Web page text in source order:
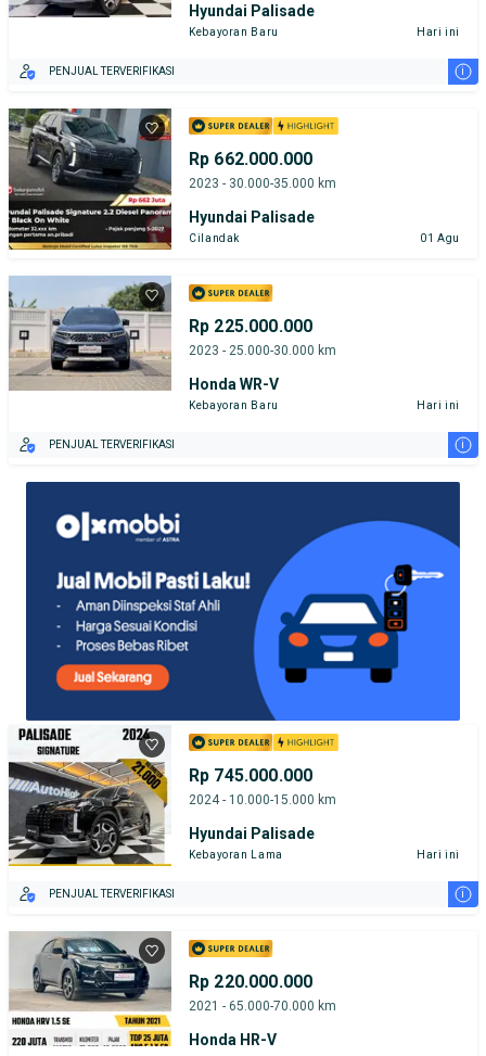
Hyundai Palisade
Kebayoran Baru Hari ini
PENJUAL TERVERIFIKASI i
Rp 662.000.000
2023 - 30.000-35.000 km
Hyundai Palisade
Cilandak 01 Agu
Rp 225.000.000
2023 - 25.000-30.000 km
Honda WR-V
Kebayoran Baru Hari ini
PENJUAL TERVERIFIKASI i
Rp 745.000.000
2024 - 10.000-15.000 km
Hyundai Palisade
Kebayoran Lama Hari ini
PENJUAL TERVERIFIKASI i
Rp 220.000.000
2021 - 65.000-70.000 km
Honda HR-V